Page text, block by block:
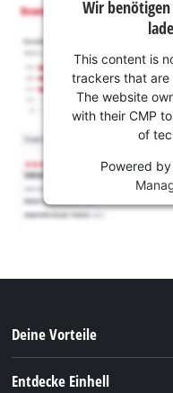
Wir
This content is
trackers that are
The website
with their CMP
of
Powered by
Deine Vorteile
Entdecke Einhell